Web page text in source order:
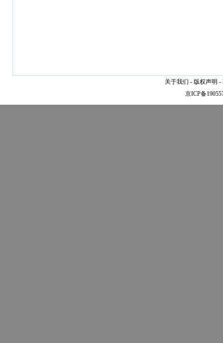
关于我们 - 版权声明 -
京ICP备